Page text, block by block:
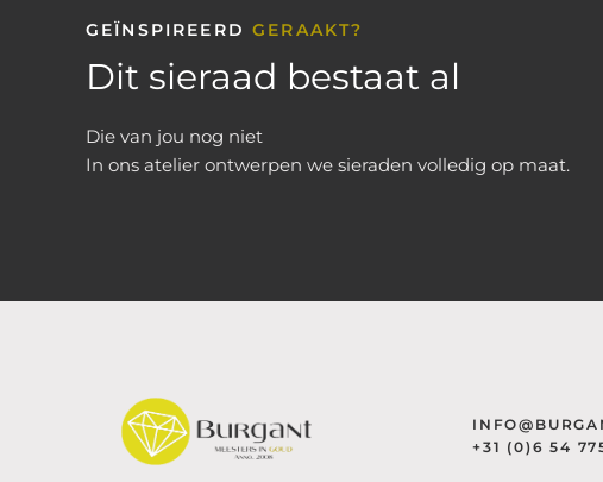
GEÏNSPIREERDGERAAKT?
Dit sieraad bestaat al
Die van jou nog niet
In ons atelier ontwerpen we sieraden volledig op maat.
+31 (0)6 54